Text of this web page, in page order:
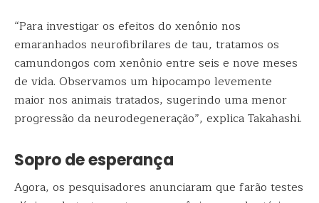
“Para investigar os efeitos do xenônio nos
emaranhados neurofibrilares de tau, tratamos os
camundongos com xenônio entre seis e nove meses
de vida. Observamos um hipocampo levemente
maior nos animais tratados, sugerindo uma menor
progressão da neurodegeneração”, explica Takahashi.
Sopro de esperança
Agora, os pesquisadores anunciaram que farão testes